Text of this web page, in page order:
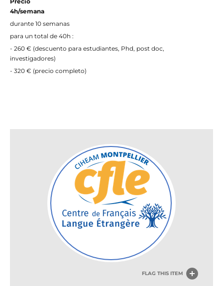
4h/semana
durante 10 semanas
para un total de 40h :
- 260 € (descuento para estudiantes, Phd, post doc,
investigadores)
- 320 € (precio completo)
FLAG THIS ITEM